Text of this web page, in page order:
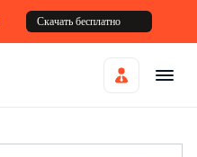
Скачать бесплатно